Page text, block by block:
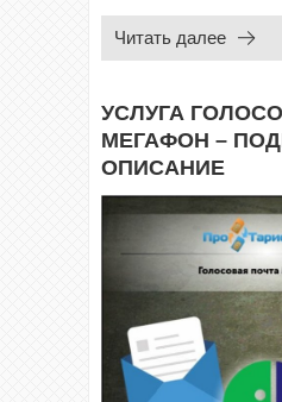
Читать далее
УСЛУГА
МЕГАФОН –
ОПИСАНИЕ